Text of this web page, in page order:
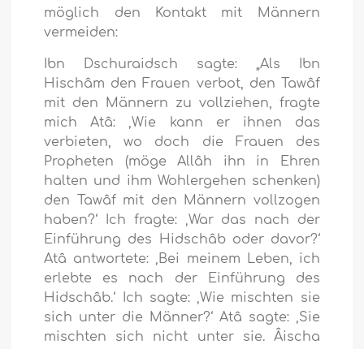
möglich den Kontakt mit Männern
vermeiden:
Ibn Dschuraidsch sagte: „Als Ibn
Hischâm den Frauen verbot, den Tawâf
mit den Männern zu vollziehen, fragte
mich Atâ: ‚Wie kann er ihnen das
verbieten, wo doch die Frauen des
Propheten (möge Allâh ihn in Ehren
halten und ihm Wohlergehen schenken)
den Tawâf mit den Männern vollzogen
haben?‘ Ich fragte: ‚War das nach der
Einführung des Hidschâb oder davor?‘
Atâ antwortete: ‚Bei meinem Leben, ich
erlebte es nach der Einführung des
Hidschâb.‘ Ich sagte: ‚Wie mischten sie
sich unter die Männer?‘ Atâ sagte: ‚Sie
mischten sich nicht unter sie. Âischa